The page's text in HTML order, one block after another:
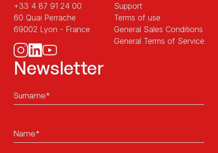
+33 4 87 91 24 00
60 Quai Perrache
69002 Lyon - France
Support
Terms of use
General Sales Conditions
General Terms of Service
Newsletter
Sans
titre
titre